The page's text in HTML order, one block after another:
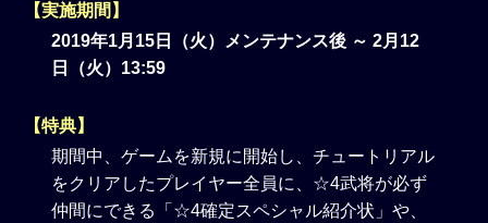
【実施期間】
2019年1月15日（火）メンテナンス後 ～ 2月12
日（火）13:59
【特典】
期間中、ゲームを新規に開始し、チュートリアル
をクリアしたプレイヤー全員に、☆4武将が必ず
仲間にできる「☆4確定スペシャル紹介状」や、